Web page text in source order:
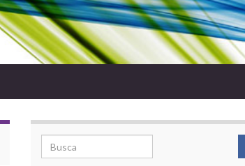
Search for: